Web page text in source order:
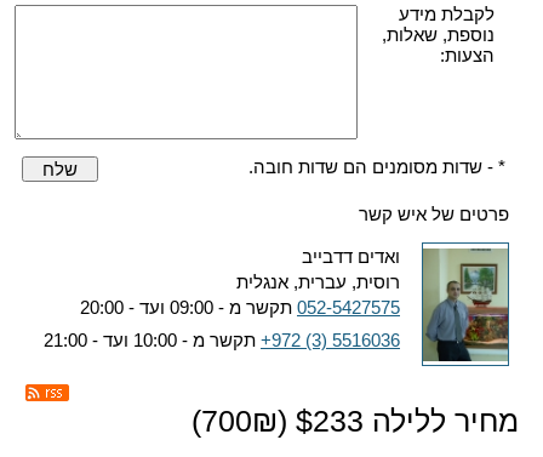
לקבלת מידע
נוספת, שאלות,
הצעות:
* - שדות מסומנים הם שדות חובה. שלח
פרטים של איש קשר
ואדים דדבייב
רוסית, עברית, אנגלית
052-5427575 תקשר מ - 09:00 ועד - 20:00
+972 (3) 5516036 תקשר מ - 10:00 ועד - 21:00
מחיר ללילה $ 233
(
700₪)